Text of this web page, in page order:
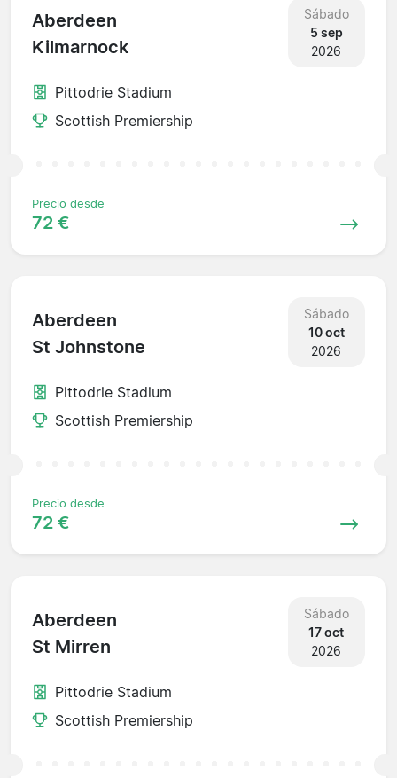
Aberdeen
Kilmarnock
Sábado
5 sep
2026
Pittodrie Stadium
Scottish Premiership
Precio desde
72 €
Aberdeen
St Johnstone
Sábado
10 oct
2026
Pittodrie Stadium
Scottish Premiership
Precio desde
72 €
Aberdeen
St Mirren
Sábado
17 oct
2026
Pittodrie Stadium
Scottish Premiership